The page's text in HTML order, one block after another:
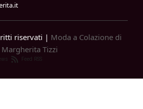
riservati | Moda a Colazione di
Margherita Tizzi
Feed RSS